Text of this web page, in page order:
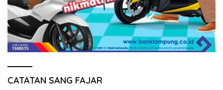
CATATAN SANG FAJAR